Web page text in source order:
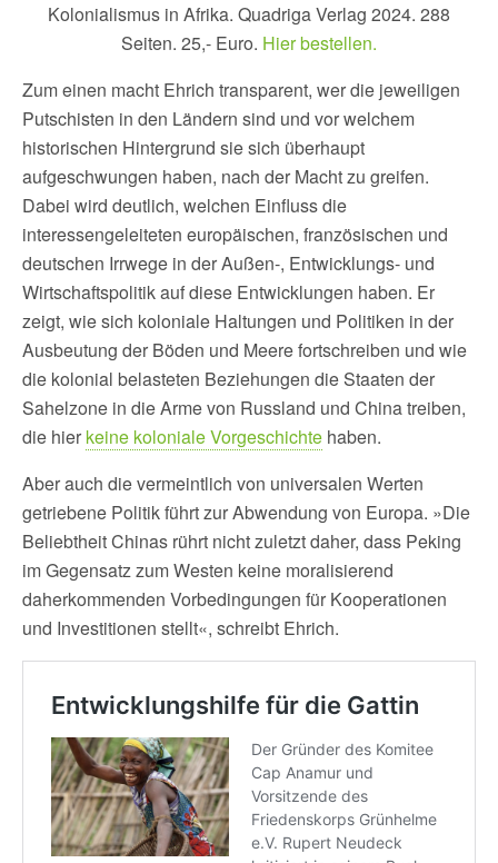
Kolonialismus in Afrika. Quadriga Verlag 2024. 288
Seiten. 25,- Euro. Hier bestellen.
Zum einen macht Ehrich transparent, wer die jeweiligen
Putschisten in den Ländern sind und vor welchem
historischen Hintergrund sie sich überhaupt
aufgeschwungen haben, nach der Macht zu greifen.
Dabei wird deutlich, welchen Einfluss die
interessengeleiteten europäischen, französischen und
deutschen Irrwege in der Außen-, Entwicklungs- und
Wirtschaftspolitik auf diese Entwicklungen haben. Er
zeigt, wie sich koloniale Haltungen und Politiken in der
Ausbeutung der Böden und Meere fortschreiben und wie
die kolonial belasteten Beziehungen die Staaten der
Sahelzone in die Arme von Russland und China treiben,
die hier keine koloniale Vorgeschichte haben.
Aber auch die vermeintlich von universalen Werten
getriebene Politik führt zur Abwendung von Europa. »Die
Beliebtheit Chinas rührt nicht zuletzt daher, dass Peking
im Gegensatz zum Westen keine moralisierend
daherkommenden Vorbedingungen für Kooperationen
und Investitionen stellt«, schreibt Ehrich.